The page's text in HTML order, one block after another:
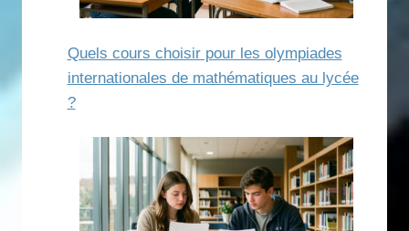
Quels cours choisir pour les olympiades
internationales de mathématiques au lycée
?